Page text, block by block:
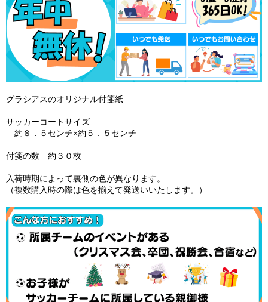
グラシアスのオリジナル付箋紙
サッカーコートサイズ
約８．５センチ×約５．５センチ
付箋の数 約３０枚
入荷時期によって裏側の色が異なります。
（複数購入時の際は色を揃えて発送いいたします。）